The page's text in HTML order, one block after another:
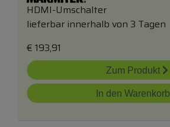
HDMI-Umschalter
lieferbar innerhalb von 3 Tagen
€ 193,91
Zum Produkt
In den Warenkorb